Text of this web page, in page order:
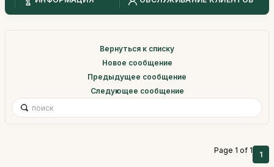
Вернуться к списку
Новое сообщение
Предыдущее сообщение
Следующее сообщение
Page 1 of 1 1